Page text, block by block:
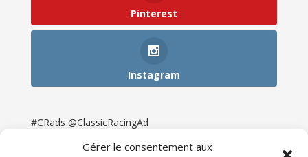
Gérer le consentement aux
Pinterest
Instagram
#CRads @ClassicRacingAd